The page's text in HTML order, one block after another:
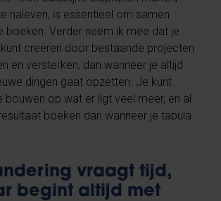
naleven, is essentieel om samen
boeken. Verder neem ik mee dat je
creëren door bestaande projecten
en versterken, dan wanneer je altijd
dingen gaat opzetten. Je kunt
bouwen op wat er ligt veel meer, en al
boeken dan wanneer je tabula
vraagt tijd,
begint altijd met